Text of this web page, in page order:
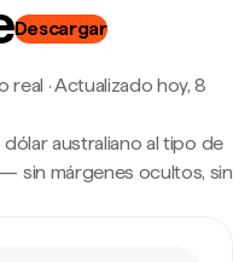
Descargar
real ·Actualizado hoy, 8
australiano al tipo de
sin márgenes ocultos, sin